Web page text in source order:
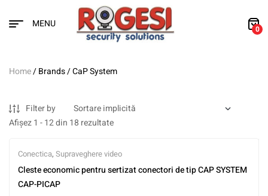
MENU 0
Home/ Brands / CaP System
Filter by
Afișez 1 - 12 din 18 rezultate
Conectica, Supraveghere video
Cleste economic pentru sertizat conectori de tip CAP SYSTEM
CAP-PICAP